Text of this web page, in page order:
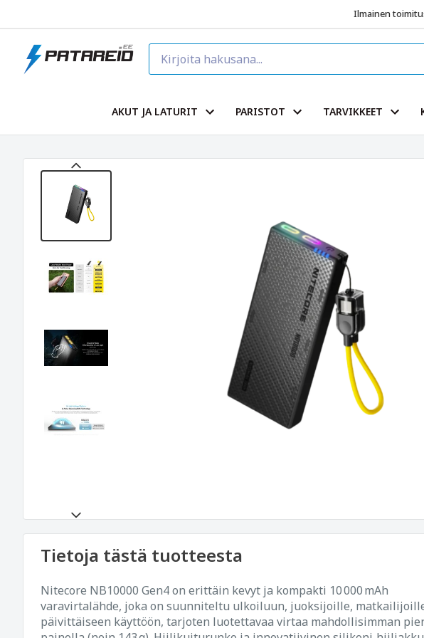
Ilmainen
AKUT JA LATURIT PARISTOT TARVIKKEET
Tietoja tästä tuotteesta
Nitecore NB10000 Gen4 on erittäin kevyt ja kompakti 10 000 mAh
varavirtalähde, joka on suunniteltu ulkoiluun, juoksijoille,
päivittäiseen käyttöön, tarjoten luotettavaa virtaa mahdollisimman